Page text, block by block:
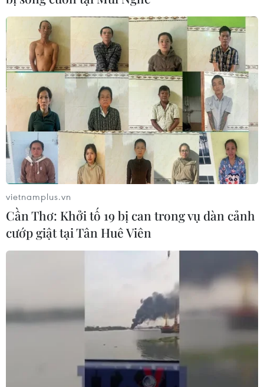
vietnamplus.vn
Cần Thơ: Khởi tố 19 bị can trong vụ dàn cảnh
cướp giật tại Tân Huê Viên